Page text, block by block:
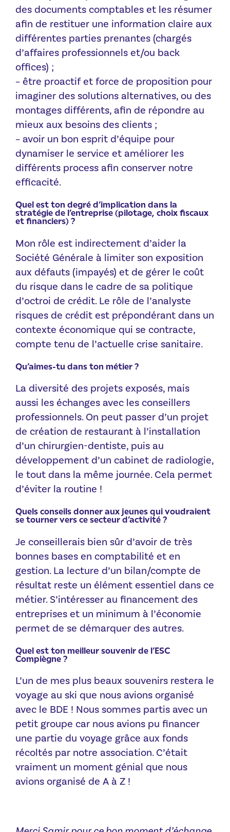
des documents comptables et les résumer
afin de restituer une information claire aux
différentes parties prenantes (chargés
d’affaires professionnels et/ou back
offices) ;
– être proactif et force de proposition pour
imaginer des solutions alternatives, ou des
montages différents, afin de répondre au
mieux aux besoins des clients ;
– avoir un bon esprit d’équipe pour
dynamiser le service et améliorer les
différents process afin conserver notre
efficacité.
Quel est ton degré d’implication dans la
stratégie de l’entreprise (pilotage, choix fiscaux
et financiers) ?
Mon rôle est indirectement d’aider la
Société Générale à limiter son exposition
aux défauts (impayés) et de gérer le coût
du risque dans le cadre de sa politique
d’octroi de crédit. Le rôle de l’analyste
risques de crédit est prépondérant dans un
contexte économique qui se contracte,
compte tenu de l’actuelle crise sanitaire.
Qu’aimes-tu dans ton métier ?
La diversité des projets exposés, mais
aussi les échanges avec les conseillers
professionnels. On peut passer d’un projet
de création de restaurant à l’installation
d’un chirurgien-dentiste, puis au
développement d’un cabinet de radiologie,
le tout dans la même journée. Cela permet
d’éviter la routine !
Quels conseils donner aux jeunes qui voudraient
se tourner vers ce secteur d’activité ?
Je conseillerais bien sûr d’avoir de très
bonnes bases en comptabilité et en
gestion. La lecture d’un bilan/compte de
résultat reste un élément essentiel dans ce
métier. S’intéresser au financement des
entreprises et un minimum à l’économie
permet de se démarquer des autres.
Quel est ton meilleur souvenir de l’ESC
Compiègne ?
L’un de mes plus beaux souvenirs restera le
voyage au ski que nous avions organisé
avec le BDE ! Nous sommes partis avec un
petit groupe car nous avions pu financer
une partie du voyage grâce aux fonds
récoltés par notre association. C’était
vraiment un moment génial que nous
avions organisé de A à Z !